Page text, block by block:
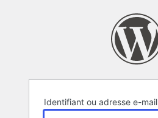
Identifiant ou adresse e-mail